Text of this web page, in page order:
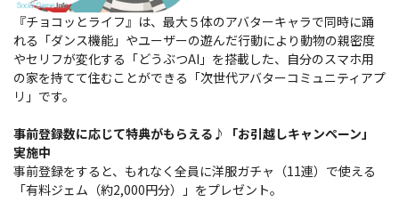
『チョコッとライフ』は、最大５体のアバターキャラで同時に踊
れる「ダンス機能」やユーザーの遊んだ行動により動物の親密度
やセリフが変化する「どうぶつAI」を搭載した、自分のスマホ用
の家を持てて住むことができる「次世代アバターコミュニティアプ
リ」です。
事前登録数に応じて特典がもらえる♪「お引越しキャンペーン」
実施中​
事前登録をすると、もれなく全員に洋服ガチャ（11連）で使える
「有料ジェム（約2,000円分）」をプレゼント。